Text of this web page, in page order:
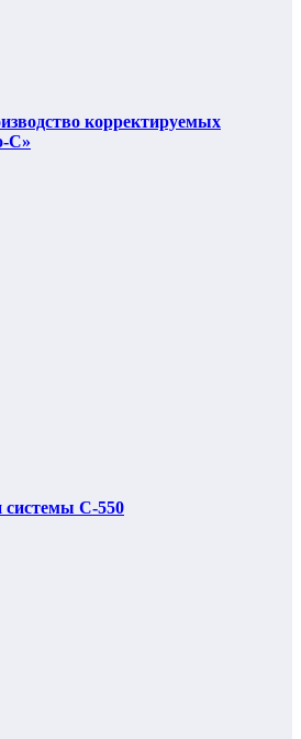
корректируемых
С»
системы С-550